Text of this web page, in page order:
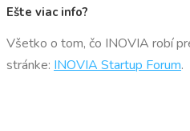
Ešte viac info?
Všetko o tom, čo INOVIA robí
stránke: INOVIA Startup Forum.